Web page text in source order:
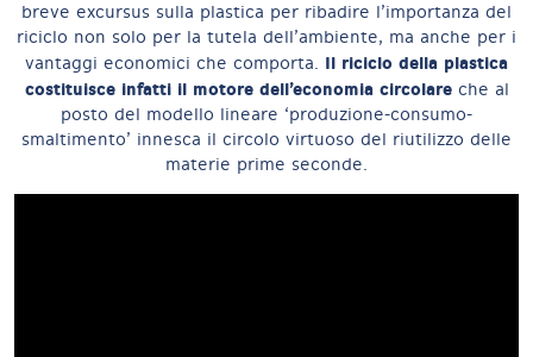
breve excursus sulla plastica per ribadire l’importanza del
riciclo non solo per la tutela dell’ambiente, ma anche per i
vantaggi economici che comporta. Il riciclo della plastica
costituisce infatti il motore dell’economia circolareche al
posto del modello lineare ‘produzione-consumo-
smaltimento’ innesca il circolo virtuoso del riutilizzo delle
materie prime seconde.